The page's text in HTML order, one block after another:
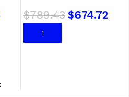
$789.43$674.72
AÑADIR AL CARRITO